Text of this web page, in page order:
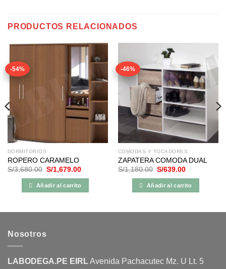
PRODUCTOS RELACIONADOS
-54%
DORMITORIOS
ROPERO CARAMELO
S/3,680.00 El
original
era:
S/1,679.00El
es:
Añadir al carrito
-46%
CÓMODAS Y TOCADORES
ZAPATERA COMODA DUAL
S/1,180.00 El
original
era:
S/639.00El
actual
es:
Añadir al carrito
Nosotros
LABODEGA.PE EIRLAvenida Pachacutec Mz. U Lt. 5